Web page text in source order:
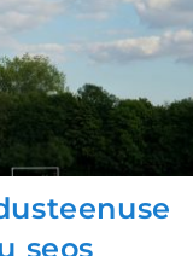
seos